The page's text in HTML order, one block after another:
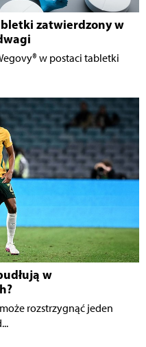
zatwierdzony w
w postaci tabletki
w
rozstrzygnąć jeden